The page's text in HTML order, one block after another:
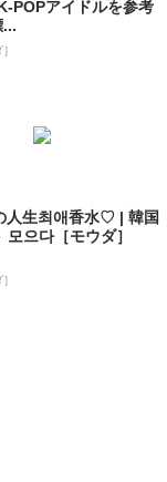
POPアイドルを参考
...
人生최애香水♡ | 韓国
으다［モウダ］